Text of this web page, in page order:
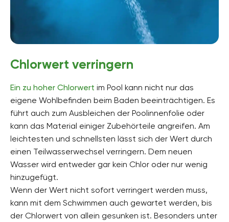
Chlorwert verringern
Ein zu hoher Chlorwert im Pool kann nicht nur das
eigene Wohlbefinden beim Baden beeinträchtigen. Es
führt auch zum Ausbleichen der Poolinnenfolie oder
kann das Material einiger Zubehörteile angreifen. Am
leichtesten und schnellsten lässt sich der Wert durch
einen Teilwasserwechsel verringern. Dem neuen
Wasser wird entweder gar kein Chlor oder nur wenig
hinzugefügt.
Wenn der Wert nicht sofort verringert werden muss,
kann mit dem Schwimmen auch gewartet werden, bis
der Chlorwert von allein gesunken ist. Besonders unter